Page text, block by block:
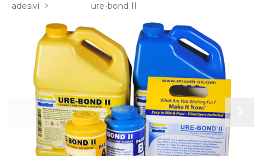
adesivi
ure-bond II